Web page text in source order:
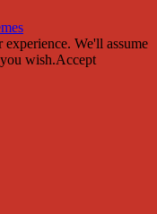
We'll assume
wish.Accept